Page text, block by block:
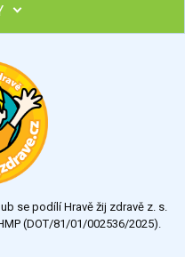
v kurzech STOBu
si odborníka STOBu ve
Všechny ankety
se podílí Hravě žij zdravě z. s.
(DOT/81/01/002536/2025).